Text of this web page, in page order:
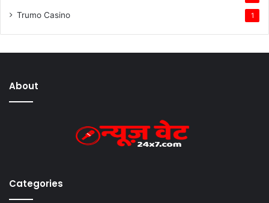
Trumo Casino 1
About
Categories